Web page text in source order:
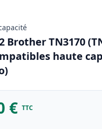
Brother TN3170
haute
€ TTC